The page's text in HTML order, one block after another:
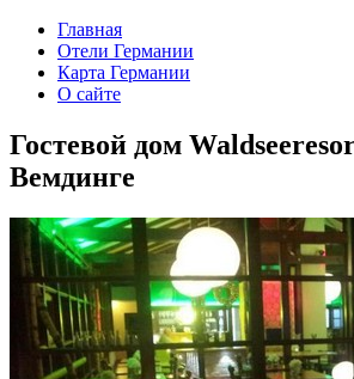
Главная
Отели Германии
Карта Германии
О сайте
Гостевой дом
Вемдинге